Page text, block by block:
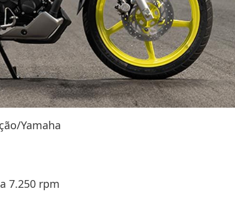
Yamaha
7.250 rpm